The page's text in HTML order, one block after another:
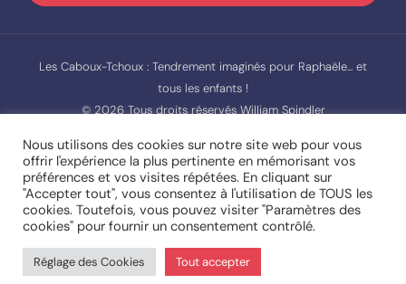
Les Caboux-Tchoux : Tendrement imaginés pour Raphaële... et
tous les enfants !
© 2026 Tous droits réservés William Spindler
Nos bons camarades fournisseurs (page
partenaires)
Site web développé par
l’agence digitale
Nous utilisons des cookies sur notre site web pour vous
offrir l'expérience la plus pertinente en mémorisant vos
préférences et vos visites répétées. En cliquant sur
"Accepter tout", vous consentez à l'utilisation de TOUS les
cookies. Toutefois, vous pouvez visiter "Paramètres des
cookies" pour fournir un consentement contrôlé.
Réglage des Cookies Tout accepter